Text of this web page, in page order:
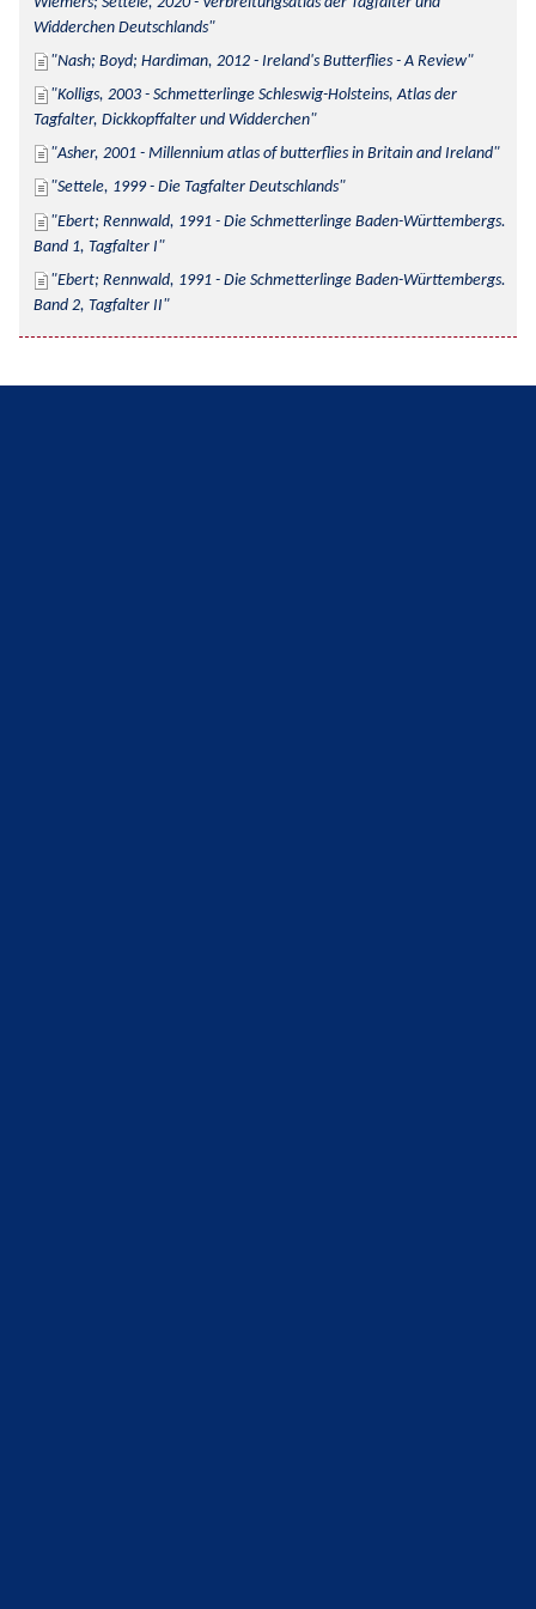
Widderchen Deutschlands
Nash; Boyd; Hardiman, 2012 - Ireland's Butterflies - A Review
Kolligs, 2003 - Schmetterlinge Schleswig-Holsteins, Atlas der
Tagfalter, Dickkopffalter und Widderchen
Asher, 2001 - Millennium atlas of butterflies in Britain and Ireland
Settele, 1999 - Die Tagfalter Deutschlands
Ebert; Rennwald, 1991 - Die Schmetterlinge Baden-Württembergs.
Band 1, Tagfalter I
Ebert; Rennwald, 1991 - Die Schmetterlinge Baden-Württembergs.
Band 2, Tagfalter II